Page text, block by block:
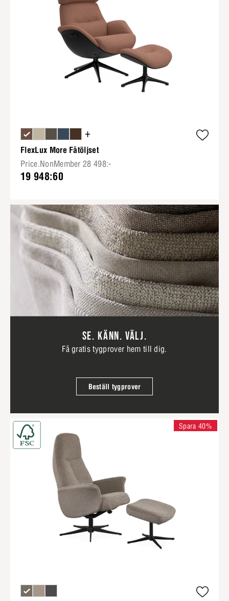
+
FlexLux More Fåtöljset
Price.NonMember 28 498:-
19 948:60
SE. KÄNN. VÄLJ.
Få gratis tygprover hem till dig.
Beställ tygprover
Spara 40%